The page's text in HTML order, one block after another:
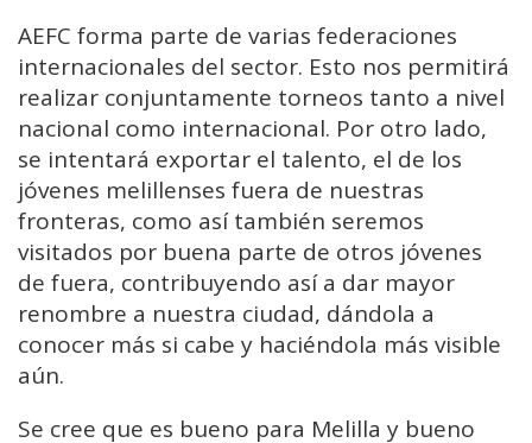
AEFC forma parte de varias federaciones
internacionales del sector. Esto nos permitirá
realizar conjuntamente torneos tanto a nivel
nacional como internacional. Por otro lado,
se intentará exportar el talento, el de los
jóvenes melillenses fuera de nuestras
fronteras, como así también seremos
visitados por buena parte de otros jóvenes
de fuera, contribuyendo así a dar mayor
renombre a nuestra ciudad, dándola a
conocer más si cabe y haciéndola más visible
aún.
Se cree que es bueno para Melilla y bueno